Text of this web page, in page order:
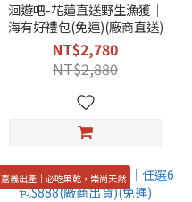
洄遊吧-花蓮直送野生漁獲│
海有好禮包(免運)(廠商直送)
NT$2,780
NT$2,880
嘉義出產｜必吃果乾，崇尚天然